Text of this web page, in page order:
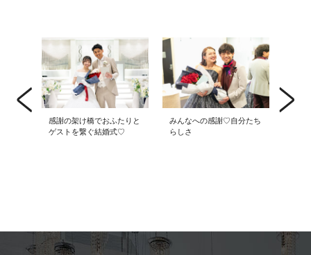
感謝の架け橋でおふたりと
ゲストを繋ぐ結婚式♡
みんなへの感謝♡自分たち
らしさ